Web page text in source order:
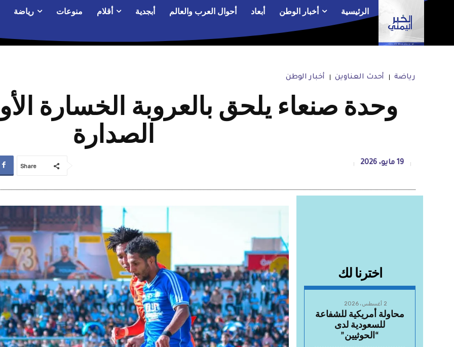
الرئيسية أخبار الوطن أبعاد أحوال العرب والعالم أبجدية أقلام منوعات رياضة
رياضة أحدث العناوين أخبار الوطن
وحدة صنعاء يلحق بالعروبة الخسارة
الصدارة
19 مايو، 2026 Share
اخترنا لك
2 أغسطس، 2026
محاولة أمريكية للشفاعة
للسعودية لدى
“الحوثيين”